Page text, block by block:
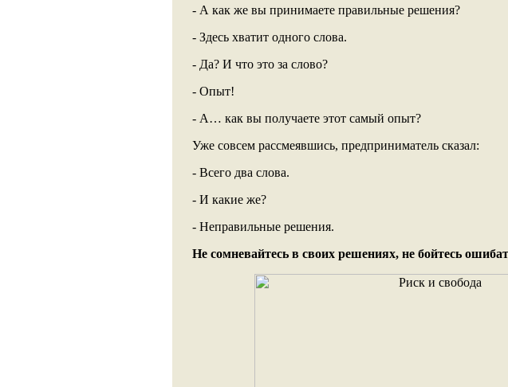
- А как же вы принимаете правильные решения?
- Здесь хватит одного слова.
- Да? И что это за слово?
- Опыт!
- А… как вы получаете этот самый опыт?
Уже совсем рассмеявшись, предприниматель сказал:
- Всего два слова.
- И какие же?
- Неправильные решения.
Не сомневайтесь в своих решениях, не бойтесь